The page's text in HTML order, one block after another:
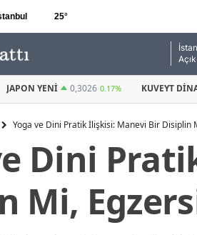
25°
Açık
KUVEYT DINARI 154,3397 0.16%
Yoga ve Dini Pratik İlişkisi: Manevi Bir Disiplin
Dini
Mi,